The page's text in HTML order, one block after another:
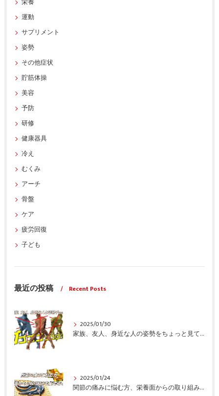
栄養
運動
サプリメント
姿勢
その他症状
貯筋体操
美容
予防
研修
健康器具
冷え
むくみ
アーチ
骨盤
ケア
疲労回復
子ども
最近の投稿 Recent Posts
2025/01/30
家族、友人、身近な人の姿勢をちょっと見てみませんか？
2025/01/24
関節の痛みに悩む方、栄養面からの取り組みも重要ですよ！